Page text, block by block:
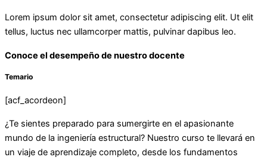
Lorem ipsum dolor sit amet, consectetur adipiscing elit. Ut elit
tellus, luctus nec ullamcorper mattis, pulvinar dapibus leo.
Conoce el desempeño de nuestro docente
Temario
[acf_acordeon]
¿Te sientes preparado para sumergirte en el apasionante
mundo de la ingeniería estructural? Nuestro curso te llevará en
un viaje de aprendizaje completo, desde los fundamentos